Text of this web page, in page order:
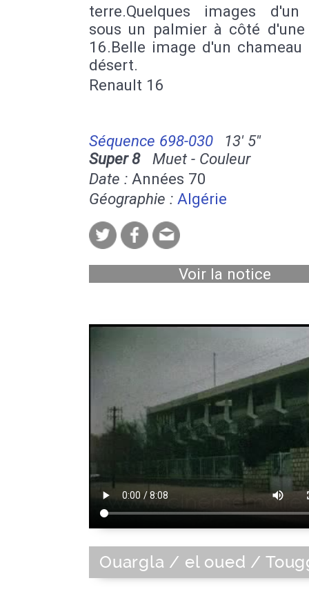
terre.Quelques images
sous un palmier à côté d'une
16.Belle image d'un chameau
désert.
Renault 16
Séquence 698-030
13' 5''
Super 8Muet - Couleur
Date : Années 70
Géographie : Algérie
Voir la notice
Ouargla / el oued /